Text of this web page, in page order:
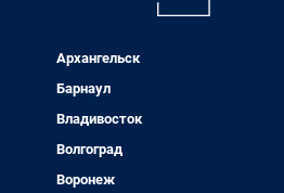
Архангельск
Барнаул
Владивосток
Волгоград
Воронеж